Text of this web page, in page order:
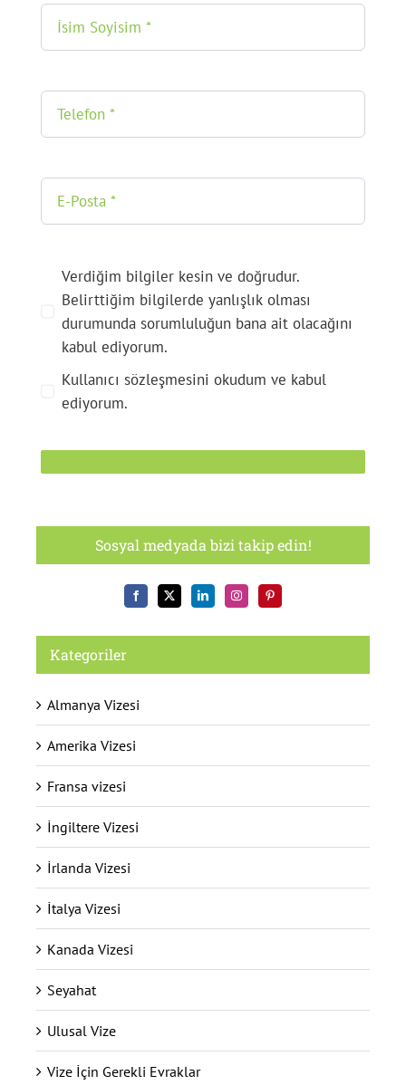
Verdiğim bilgiler kesin ve doğrudur.
Belirttiğim bilgilerde yanlışlık olması
durumunda sorumluluğun bana ait olacağını
kabul ediyorum.
Kullanıcı sözleşmesini okudum ve kabul
ediyorum.
Sosyal medyada bizi takip edin!
Kategoriler
Almanya Vizesi
Amerika Vizesi
Fransa vizesi
İngiltere Vizesi
İrlanda Vizesi
İtalya Vizesi
Kanada Vizesi
Seyahat
Ulusal Vize
Vize İçin Gerekli Evraklar